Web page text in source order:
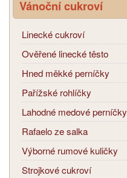
Vánoční cukroví
Linecké cukroví
Ověřené linecké těsto
Hned měkké perníčky
Pařížské rohlíčky
Lahodné medové perníčky
Rafaelo ze salka
Výborné rumové kuličky
Strojkové cukroví